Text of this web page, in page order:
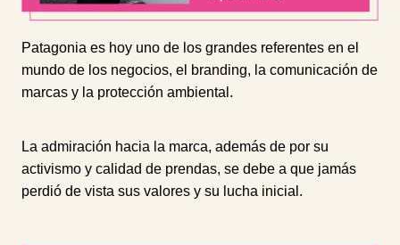
Patagonia es hoy uno de los grandes referentes en el
mundo de los negocios, el branding, la comunicación de
marcas y la protección ambiental.
La admiración hacia la marca, además de por su
activismo y calidad de prendas, se debe a que jamás
perdió de vista sus valores y su lucha inicial.